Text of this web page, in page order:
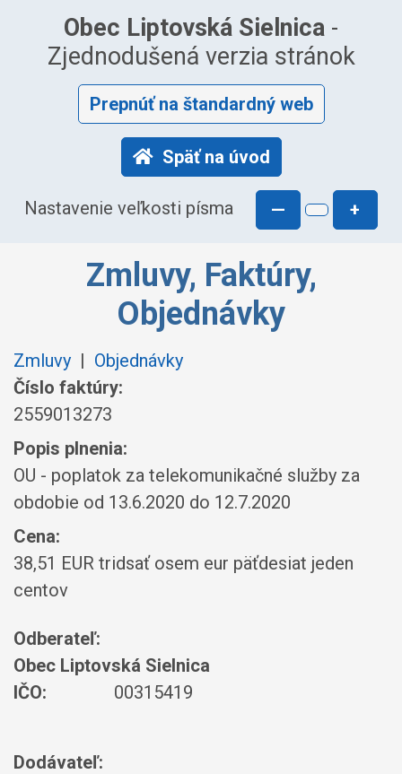
Obec Liptovská Sielnica -
Zjednodušená verzia stránok
Prepnúť na štandardný web
Späť na úvod
Nastavenie veľkosti písma — +
Zmluvy, Faktúry,
Objednávky
Zmluvy | Objednávky
Číslo faktúry:
2559013273
Popis plnenia:
OU - poplatok za telekomunikačné služby za
obdobie od 13.6.2020 do 12.7.2020
Cena:
38,51 EUR tridsať osem eur päťdesiat jeden
centov
Odberateľ:
Obec Liptovská Sielnica
IČO:
00315419
Dodávateľ: